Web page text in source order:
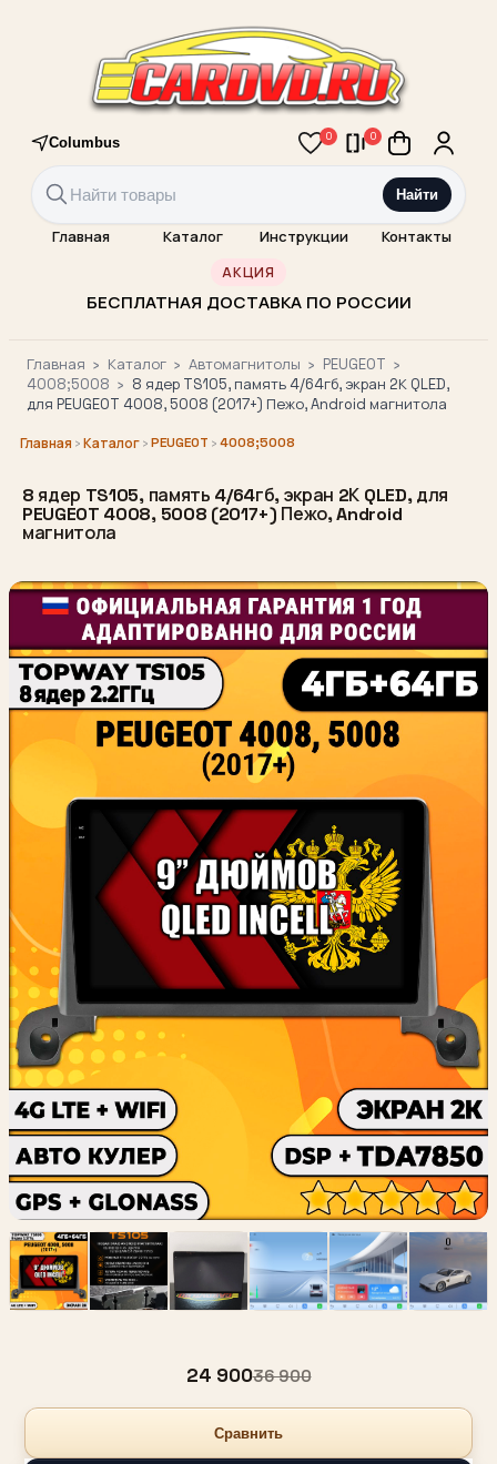
Columbus 0 0
Найти
Главная Каталог Инструкции Контакты
АКЦИЯ
БЕСПЛАТНАЯ ДОСТАВКА ПО РОССИИ
Главная › Каталог › Автомагнитолы › PEUGEOT ›
4008;5008 › 8 ядер TS105, память 4/64гб, экран 2К QLED,
для PEUGEOT 4008, 5008 (2017+) Пежо, Android магнитола
Главная ›Каталог›PEUGEOT ›4008;5008
8 ядер TS105, память 4/64гб, экран 2К QLED, для
PEUGEOT 4008, 5008 (2017+) Пежо, Android
магнитола
24 90036 900
Сравнить